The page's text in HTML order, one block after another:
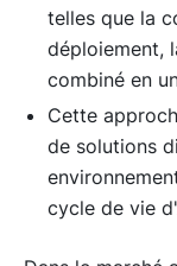
telles que la
déploiement,
combiné en
Cette
de solutions
cycle de vie